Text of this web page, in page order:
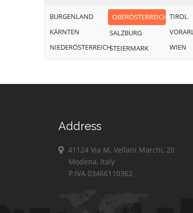
BURGENLAND
KÄRNTEN
NIEDERÖSTERREICH
OBERÖSTERREICH
SALZBURG
STEIERMARK
TIROL
WIEN
Address
41124 Via M. Vellani Marchi, 20
Modena, Italy
P.IVA 03466110362